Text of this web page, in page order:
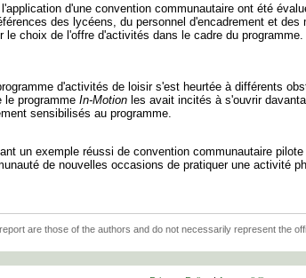
d'une convention communautaire ont été
des lycéens, du personnel d'encadrement et
le choix de l'offre d'activités dans le cadre du
d'activités de loisir s'est heurtée à différents
le programme In-Motion les avait incités à s'ouvrir
sensibilisés au programme.
un exemple réussi de convention communautaire
de nouvelles occasions de pratiquer une activité
are those of the authors and do not necessarily represent the